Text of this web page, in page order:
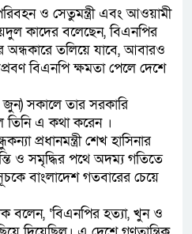
ফ্যাসিবাদবিরোধী আন্দোলনে
নিরপেক্ষ ও বিশ্বাসযোগ্য : প্রধানমন্ত্রী
বাগেরহাট মেডিকেল
ও সেতুমন্ত্রী এবং আওয়ামী
কাদের বলেছেন, বিএনপির
অন্ধকারে তলিয়ে যাবে, আবারও
বিএনপি ক্ষমতা পেলে দেশে
সকালে তার সরকারি
তিনি এ কথা করেন ।
প্রধানমন্ত্রী শেখ হাসিনার
ও সমৃদ্ধির পথে অদম্য গতিতে
বাংলাদেশ গতবারের চেয়ে
বলেন, ‘বিএনপির হত্যা, খুন ও